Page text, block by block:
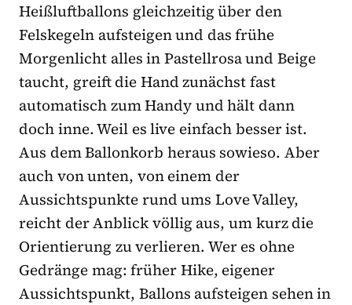
Heißluftballons gleichzeitig über den
Felskegeln aufsteigen und das frühe
Morgenlicht alles in Pastellrosa und Beige
taucht, greift die Hand zunächst fast
automatisch zum Handy und hält dann
doch inne. Weil es live einfach besser ist.
Aus dem Ballonkorb heraus sowieso. Aber
auch von unten, von einem der
Aussichtspunkte rund ums Love Valley,
reicht der Anblick völlig aus, um kurz die
Orientierung zu verlieren. Wer es ohne
Gedränge mag: früher Hike, eigener
Aussichtspunkt, Ballons aufsteigen sehen in